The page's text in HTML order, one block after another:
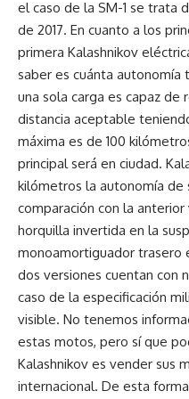
el caso de la SM-1 se trata
de 2017. En cuanto a los
primera Kalashnikov
saber es cuánta autonomía
una sola carga es capaz de
distancia aceptable
máxima es de 100
principal será en ciudad.
kilómetros la autonomía de
comparación con la
horquilla invertida en la
monoamortiguador trasero
dos versiones cuentan con
caso de la especificación
visible. No tenemos
estas motos, pero sí que
Kalashnikov es vender sus
internacional. De esta